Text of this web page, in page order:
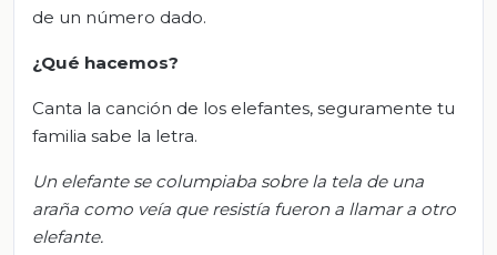
de un número dado.
¿Qué hacemos?
Canta la canción de los elefantes, seguramente tu
familia sabe la letra.
Un elefante se columpiaba sobre la tela de una
araña como veía que resistía fueron a llamar a otro
elefante.